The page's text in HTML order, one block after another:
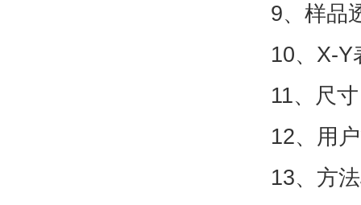
9、样品
10、X-
11、尺
12、用
13、方